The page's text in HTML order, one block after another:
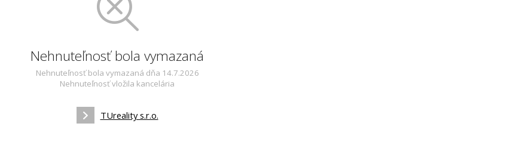
Nehnuteľnosť bola vymazaná
Nehnuteľnosť bola vymazaná dňa 14.7.2026
Nehnuteľnosť vložila kancelária
TUreality s.r.o.